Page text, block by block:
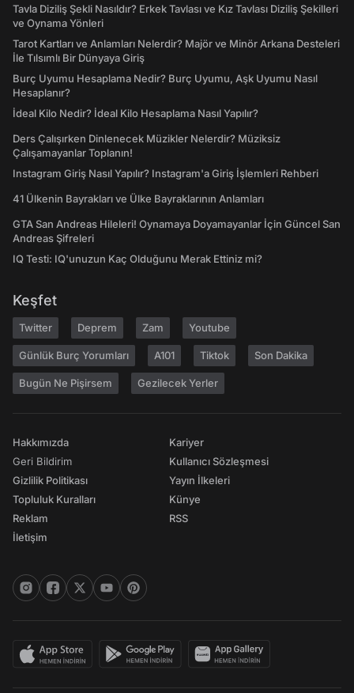
Tavla Diziliş Şekli Nasıldır? Erkek Tavlası ve Kız Tavlası Diziliş Şekilleri
ve Oynama Yönleri
Tarot Kartları ve Anlamları Nelerdir? Majör ve Minör Arkana Desteleri
İle Tılsımlı Bir Dünyaya Giriş
Burç Uyumu Hesaplama Nedir? Burç Uyumu, Aşk Uyumu Nasıl
Hesaplanır?
İdeal Kilo Nedir? İdeal Kilo Hesaplama Nasıl Yapılır?
Ders Çalışırken Dinlenecek Müzikler Nelerdir? Müziksiz
Çalışamayanlar Toplanın!
Instagram Giriş Nasıl Yapılır? Instagram'a Giriş İşlemleri Rehberi
41 Ülkenin Bayrakları ve Ülke Bayraklarının Anlamları
GTA San Andreas Hileleri! Oynamaya Doyamayanlar İçin Güncel San
Andreas Şifreleri
IQ Testi: IQ'unuzun Kaç Olduğunu Merak Ettiniz mi?
Keşfet
Twitter Deprem Zam Youtube
Günlük Burç Yorumları A101 Tiktok Son Dakika
Bugün Ne Pişirsem Gezilecek Yerler
Hakkımızda
Geri Bildirim
Gizlilik Politikası
Topluluk Kuralları
Reklam
İletişim
Kariyer
Kullanıcı Sözleşmesi
Yayın İlkeleri
Künye
RSS